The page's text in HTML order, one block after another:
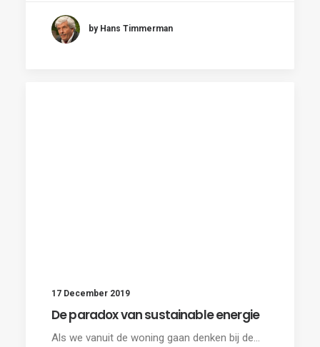
by Hans Timmerman
17 December 2019
De paradox van sustainable energie
Als we vanuit de woning gaan denken bij de…